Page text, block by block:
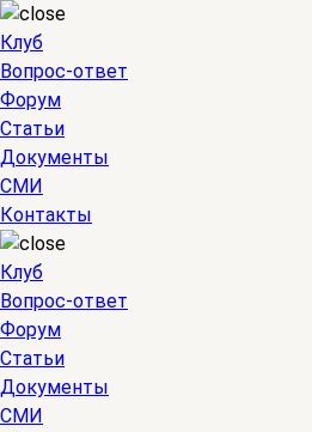
Клуб
Вопрос-ответ
Форум
Статьи
Документы
СМИ
Контакты
Клуб
Вопрос-ответ
Форум
Статьи
Документы
СМИ